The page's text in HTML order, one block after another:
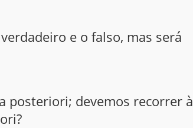
e o falso, mas será
posteriori; devemos recorrer à